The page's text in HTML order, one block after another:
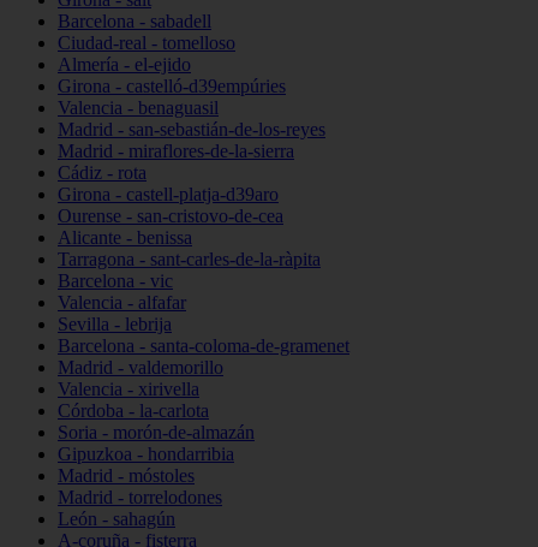
Barcelona - sabadell
Ciudad-real - tomelloso
Almería - el-ejido
Girona - castelló-d39empúries
Valencia - benaguasil
Madrid - san-sebastián-de-los-reyes
Madrid - miraflores-de-la-sierra
Cádiz - rota
Girona - castell-platja-d39aro
Ourense - san-cristovo-de-cea
Alicante - benissa
Tarragona - sant-carles-de-la-ràpita
Barcelona - vic
Valencia - alfafar
Sevilla - lebrija
Barcelona - santa-coloma-de-gramenet
Madrid - valdemorillo
Valencia - xirivella
Córdoba - la-carlota
Soria - morón-de-almazán
Gipuzkoa - hondarribia
Madrid - móstoles
Madrid - torrelodones
León - sahagún
A-coruña - fisterra